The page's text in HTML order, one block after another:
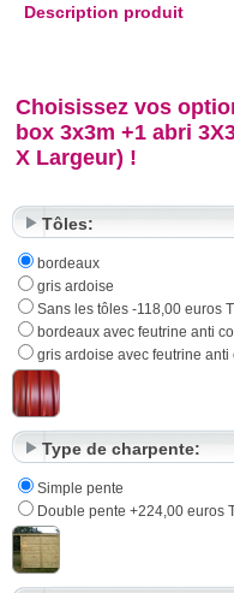
Description produit
Choisissez vos
box 3x3m +1 abri
X Largeur) !
Tôles:
bordeaux
gris ardoise
Sans les tôles -118,00 euros
bordeaux avec feutrine anti
gris ardoise avec feutrine
Type de charpente:
Simple pente
Double pente +224,00 euros